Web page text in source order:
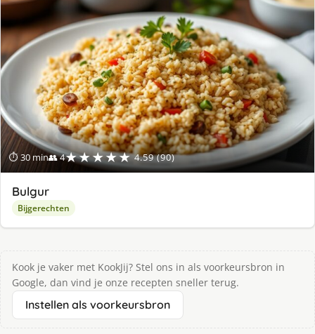
⏱ 30 min👥 4★★★★★ 4.59 (90)
Bulgur
Bijgerechten
Kook je vaker met KookJij? Stel ons in als voorkeursbron in
Google, dan vind je onze recepten sneller terug.
Instellen als voorkeursbron